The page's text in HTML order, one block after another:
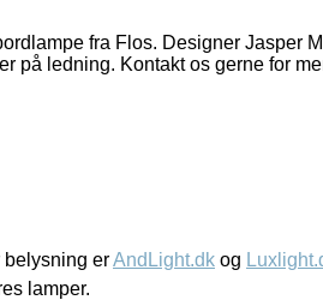
fra Flos. Designer Jasper
på ledning. Kontakt os gerne for
erAndLight.dk og
lamper.